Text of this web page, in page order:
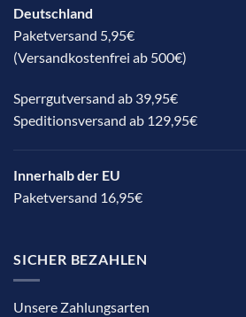
Deutschland
Paketversand 5,95€
(Versandkostenfrei ab 500€)
Sperrgutversand ab 39,95€
Speditionsversand ab 129,95€
Innerhalb der EU
Paketversand 16,95€
SICHER BEZAHLEN
Unsere Zahlungsarten